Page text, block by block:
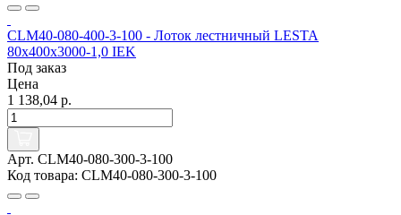
CLM40-080-400-3-100 - Лоток лестничный LESTA
80х400х3000-1,0 IEK
Под заказ
Цена
1 138,04 р.
Арт. CLM40-080-300-3-100
Код товара: CLM40-080-300-3-100